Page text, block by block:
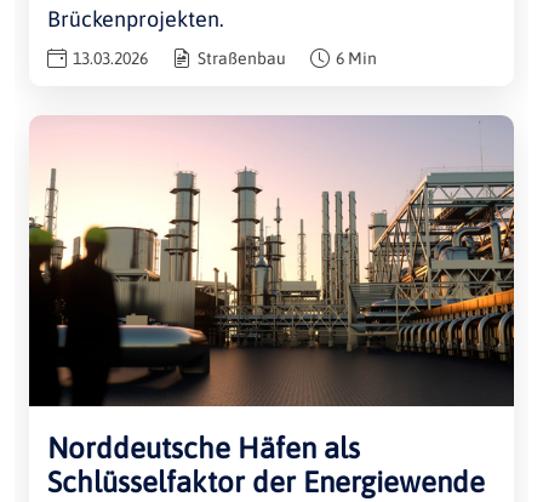
Brückenprojekten.
13.03.2026 Straßenbau 6 Min
Norddeutsche Häfen als
Schlüsselfaktor der Energiewende